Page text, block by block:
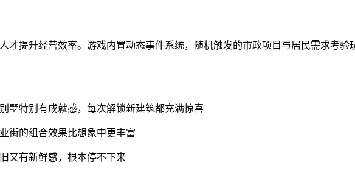
才提升经营效率。游戏内置动态事件系统，随机触发的市政项目与居民需求考
墅特别有成就感，每次解锁新建筑都充满惊喜
街的组合效果比想象中更丰富
又有新鲜感，根本停不下来